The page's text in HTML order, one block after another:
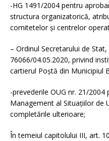
-HG 1491/2004 pentru
structura organizatorică,
comitetelor şi centrelor
– Ordinul Secretarului de
76066/04.05.2020, privind
cartierul Poștă din Municipiul
-prevederile OUG nr. 21/
Management al Situaţiilor de
completările ulterioare;
În temeiul capitolului III, art.